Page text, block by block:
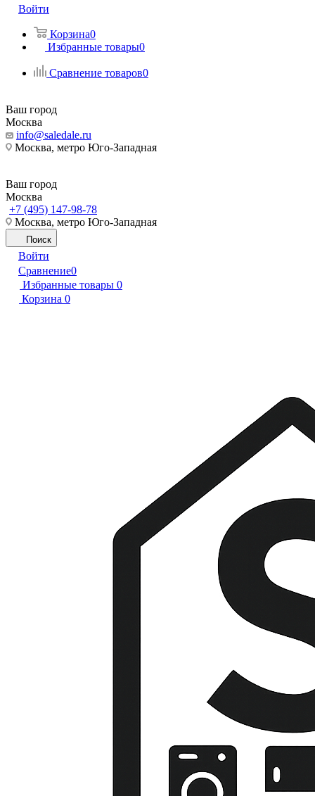
Войти
Корзина0
Избранные товары0
Сравнение товаров0
Ваш город
Москва
info@saledale.ru
Москва, метро Юго-Западная
Ваш город
Москва
+7 (495) 147-98-78
Москва, метро Юго-Западная
Поиск
Войти
Сравнение0
Избранные товары 0
Корзина 0